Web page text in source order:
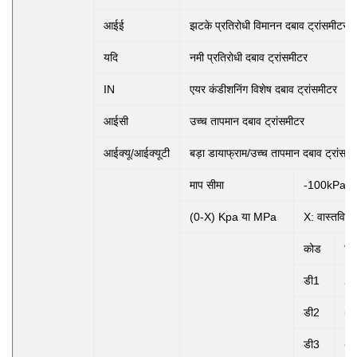
आईई झटके प्रतिरोधी विमानन दबाव ट्रांसमीटर
यदि नमी प्रतिरोधी दबाव ट्रांसमीटर
IN एयर कंडीशनिंग विशेष दबाव ट्रांसमीटर
आईसी उच्च तापमान दबाव ट्रांसमीटर
आईक्यू/आईक्यूटी बड़ा डायाफ्राम/उच्च तापमान दबाव
माप सीमा -
(0-X) Kpa या MPa X: वास्तविक
कोड
डी1 24
डी2 5
डी3